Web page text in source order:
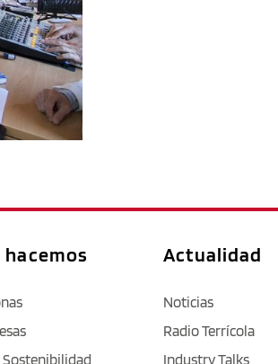
hacemos
Sostenibilidad
Actualidad
Noticias
Radio Terrícola
Industry Talks